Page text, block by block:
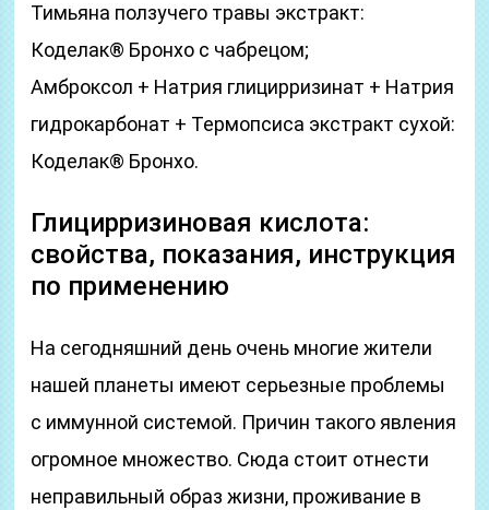
Тимьяна ползучего травы экстракт:
Коделак® Бронхо с чабрецом;
Амброксол + Натрия глицирризинат + Натрия
гидрокарбонат + Термопсиса экстракт сухой:
Коделак® Бронхо.
Глицирризиновая кислота:
свойства, показания, инструкция
по применению
На сегодняшний день очень многие жители
нашей планеты имеют серьезные проблемы
с иммунной системой. Причин такого явления
огромное множество. Сюда стоит отнести
неправильный образ жизни, проживание в